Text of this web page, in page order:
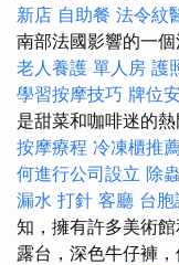
新店 自助餐 法令紋
南部法國影響的一個
老人養護 單人房 護
學習按摩技巧 牌位
是甜菜和咖啡迷的熱
按摩療程 冷凍櫃推
何進行公司設立 除
漏水 打針 客廳 台胞
知，擁有許多美術
露台，深色牛仔褲